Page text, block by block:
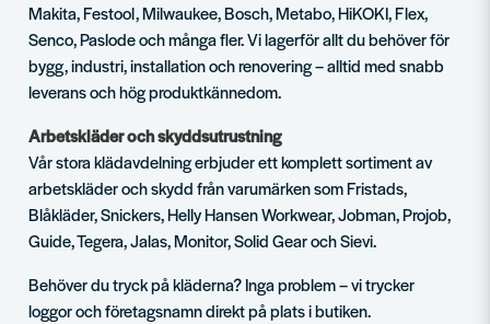
Makita, Festool, Milwaukee, Bosch, Metabo, HiKOKI, Flex,
Senco, Paslode och många fler. Vi lagerför allt du behöver för
bygg, industri, installation och renovering – alltid med snabb
leverans och hög produktkännedom.
Arbetskläder och skyddsutrustning
Vår stora klädavdelning erbjuder ett komplett sortiment av
arbetskläder och skydd från varumärken som Fristads,
Blåkläder, Snickers, Helly Hansen Workwear, Jobman, Projob,
Guide, Tegera, Jalas, Monitor, Solid Gear och Sievi.
Behöver du tryck på kläderna? Inga problem – vi trycker
loggor och företagsnamn direkt på plats i butiken.